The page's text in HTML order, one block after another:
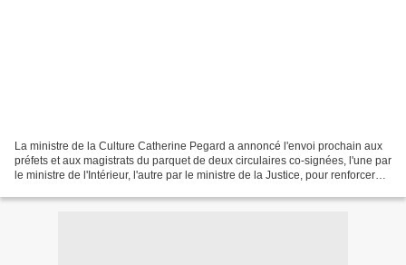
La ministre de la Culture Catherine Pegard a annoncé l'envoi prochain aux
préfets et aux magistrats du parquet de deux circulaires co-signées, l'une par
le ministre de l'Intérieur, l'autre par le ministre de la Justice, pour renforcer